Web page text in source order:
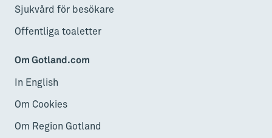
Sjukvård för besökare
Offentliga toaletter
Om Gotland.com
In English
Om Cookies
Om Region Gotland